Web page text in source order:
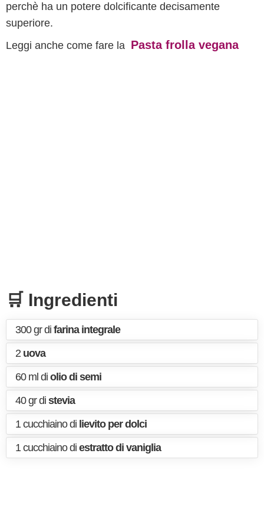
perchè ha un potere dolcificante decisamente
superiore.
Leggi anche come fare la Pasta frolla vegana
🛒 Ingredienti
300 gr di farina integrale
2 uova
60 ml di olio di semi
40 gr di stevia
1 cucchiaino di lievito per dolci
1 cucchiaino di estratto di vaniglia